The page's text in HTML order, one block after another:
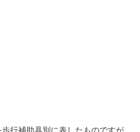
行補助具別に表したものですが，